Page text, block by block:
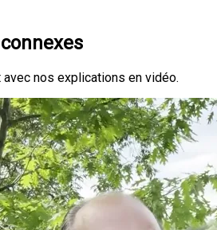
nos explications en vidéo.